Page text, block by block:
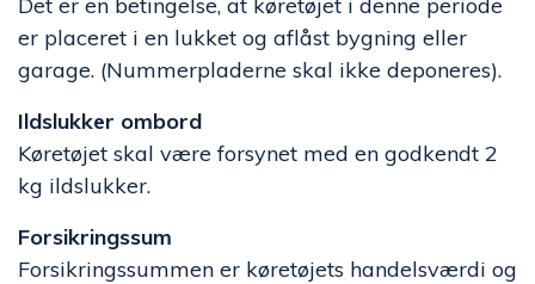
er placeret i en lukket og aflåst bygning eller
garage. (Nummerpladerne skal ikke deponeres).
Ildslukker ombord
Køretøjet skal være forsynet med en godkendt 2
kg ildslukker.
Forsikringssum
Forsikringssummen er køretøjets handelsværdi og